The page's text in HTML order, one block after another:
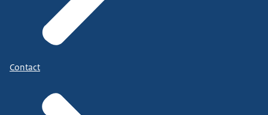
Contact